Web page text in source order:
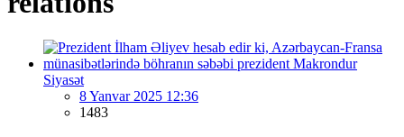
Siyasət
8 Yanvar 2025 12:36
1483